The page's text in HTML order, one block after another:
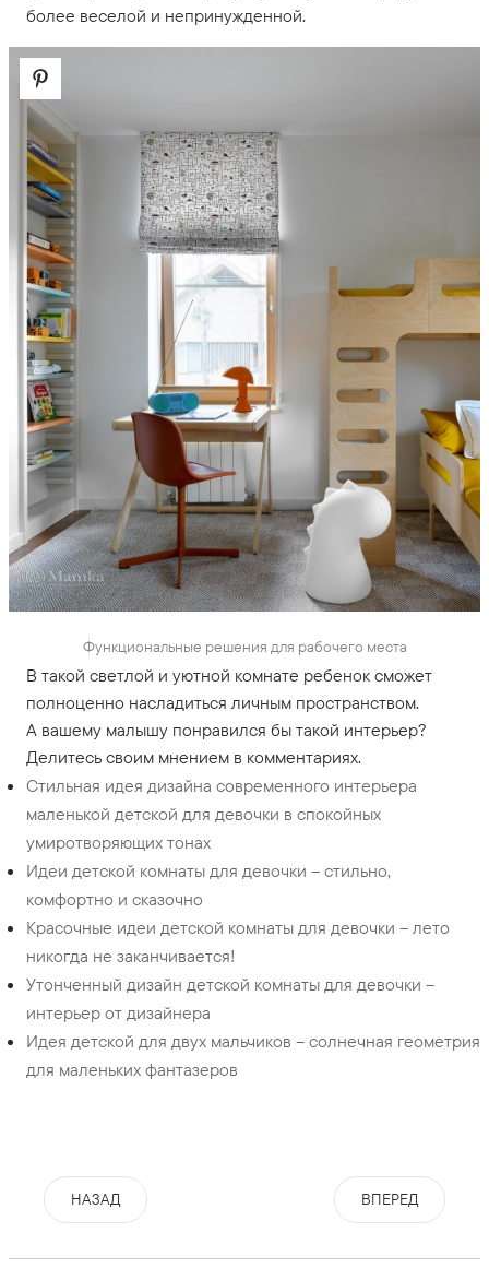
более веселой и непринужденной.
Функциональные решения для рабочего места
В такой светлой и уютной комнате ребенок сможет
полноценно насладиться личным пространством.
А вашему малышу понравился бы такой интерьер?
Делитесь своим мнением в комментариях.
Стильная идея дизайна современного интерьера
маленькой детской для девочки в спокойных
умиротворяющих тонах
Идеи детской комнаты для девочки – стильно,
комфортно и сказочно
Красочные идеи детской комнаты для девочки – лето
никогда не заканчивается!
Утонченный дизайн детской комнаты для девочки –
интерьер от дизайнера
Идея детской для двух мальчиков – солнечная геометрия
для маленьких фантазеров
НАЗАД ВПЕРЕД